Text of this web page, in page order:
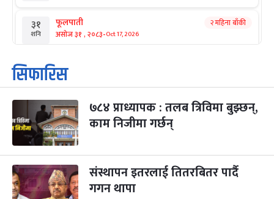
३१
शनि
फूलपाती
असोज ३१ , २०८३-Oct 17, 2026
२ महिना बाँकी
१
आइत
कार्तिक सङ्क्रान्ति
कार्तिक १, २०८३
३
मंगल
महानवमी
कार्तिक ३, २०८३-Oct 20, 2026
२ महिना बाँकी
४
बुध कार्तिक ४, २०८३
पापा‌ङ्कुशा एकादशी व्रत
सिफारिस
७८४ प्राध्यापक : तलब त्रिविमा बुझ्छन्,
काम निजीमा गर्छन्
संस्थापन इतरलाई तितरबितर पार्दै
गगन थापा